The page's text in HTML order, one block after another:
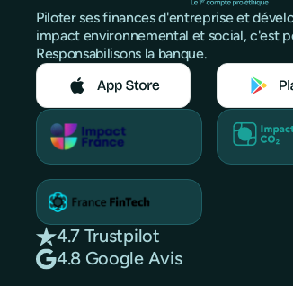
Piloter ses finances d'entreprise et
impact environnemental et social, c'est
Responsabilisons la banque.
4.7 Trustpilot
4.8 Google Avis